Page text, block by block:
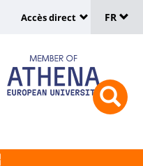
Site
:
Shortcut
links
Accès direct
de
FR